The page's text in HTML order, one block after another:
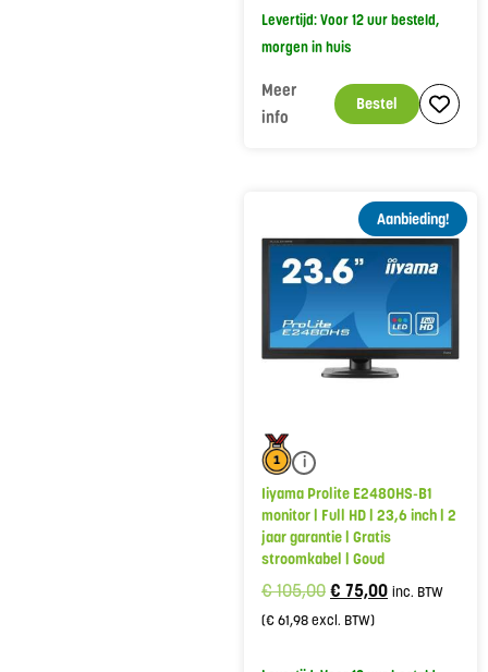
Levertijd: Voor 12 uur besteld,
morgen in huis
Bestel
Meer
info
Aanbieding!
i
Iiyama Prolite E2480HS-B1
monitor | Full HD | 23,6 inch | 2
jaar garantie | Gratis
stroomkabel | Goud
€105,00€ 75,00 inc. BTW
(€61,98excl. BTW)